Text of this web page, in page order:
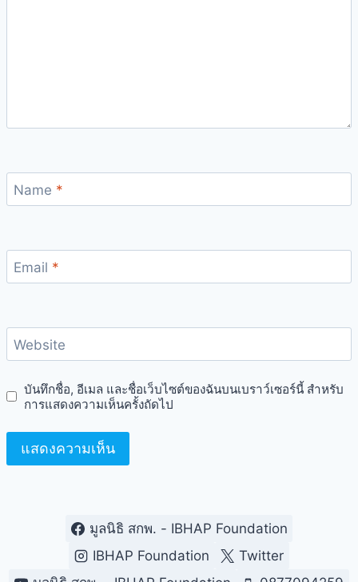
Name *
Email *
Website
บันทึกชื่อ, อีเมล และชื่อเว็บไซต์ของฉันบนเบราว์เซอร์นี้ สำหรับ
การแสดงความเห็นครั้งถัดไป
มูลนิธิ สกพ. - IBHAP Foundation
IBHAP Foundation
Twitter